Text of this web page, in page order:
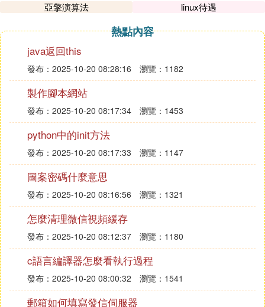
{
printf("請輸入第%d件商品名稱:",s1->top+1);
scanf("%s",s1->sp[s1->top].name);
printf("請輸入生產日期:");
scanf("%d",&s1->sp[s1->top].date);
printf("\n");
return(--s1->top);
}
int cmp(seqstack *s1,seqstack *s2,int TOP)
亞擎演算法
linux待遇
熱點內容
java返回this
發布：2025-10-20 08:28:16 瀏覽：1182
製作腳本網站
發布：2025-10-20 08:17:34 瀏覽：1453
python中的init方法
發布：2025-10-20 08:17:33 瀏覽：1147
圖案密碼什麼意思
發布：2025-10-20 08:16:56 瀏覽：1321
怎麼清理微信視頻緩存
發布：2025-10-20 08:12:37 瀏覽：1180
c語言編譯器怎麼看執行過程
發布：2025-10-20 08:00:32 瀏覽：1541
郵箱如何填寫發信伺服器